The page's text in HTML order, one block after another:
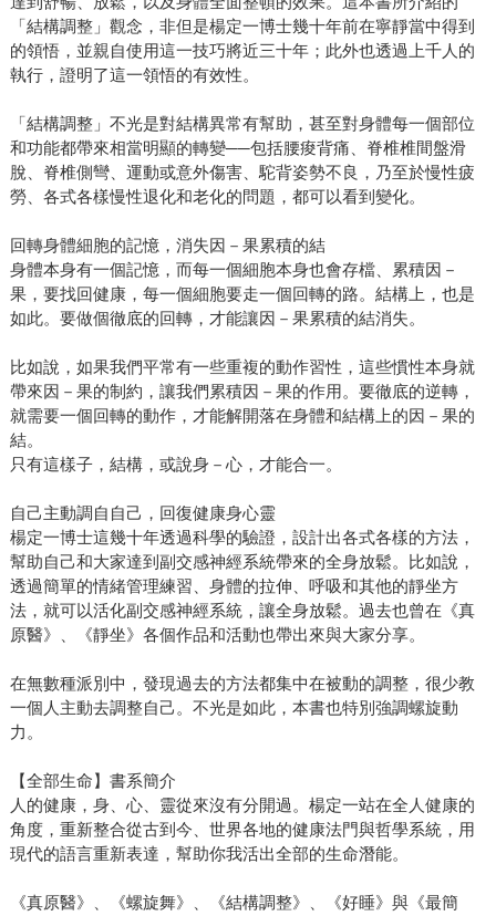
「結構調整」觀念，非但是楊定一博士幾十年前在寧靜當中得到
的領悟，並親自使用這一技巧將近三十年；此外也透過上千人的
執行，證明了這一領悟的有效性。
「結構調整」不光是對結構異常有幫助，甚至對身體每一個部位
和功能都帶來相當明顯的轉變──包括腰痠背痛、脊椎椎間盤滑
脫、脊椎側彎、運動或意外傷害、駝背姿勢不良，乃至於慢性疲
勞、各式各樣慢性退化和老化的問題，都可以看到變化。
回轉身體細胞的記憶，消失因－果累積的結
身體本身有一個記憶，而每一個細胞本身也會存檔、累積因－
果，要找回健康，每一個細胞要走一個回轉的路。結構上，也是
如此。要做個徹底的回轉，才能讓因－果累積的結消失。
比如說，如果我們平常有一些重複的動作習性，這些慣性本身就
帶來因－果的制約，讓我們累積因－果的作用。要徹底的逆轉，
就需要一個回轉的動作，才能解開落在身體和結構上的因－果的
結。
只有這樣子，結構，或說身－心，才能合一。
自己主動調自自己，回復健康身心靈
楊定一博士這幾十年透過科學的驗證，設計出各式各樣的方法，
幫助自己和大家達到副交感神經系統帶來的全身放鬆。比如說，
透過簡單的情緒管理練習、身體的拉伸、呼吸和其他的靜坐方
法，就可以活化副交感神經系統，讓全身放鬆。過去也曾在《真
原醫》、《靜坐》各個作品和活動也帶出來與大家分享。
在無數種派別中，發現過去的方法都集中在被動的調整，很少教
一個人主動去調整自己。不光是如此，本書也特別強調螺旋動
力。
【全部生命】書系簡介
人的健康，身、心、靈從來沒有分開過。楊定一站在全人健康的
角度，重新整合從古到今、世界各地的健康法門與哲學系統，用
現代的語言重新表達，幫助你我活出全部的生命潛能。
《真原醫》、《螺旋舞》、《結構調整》、《好睡》與《最簡